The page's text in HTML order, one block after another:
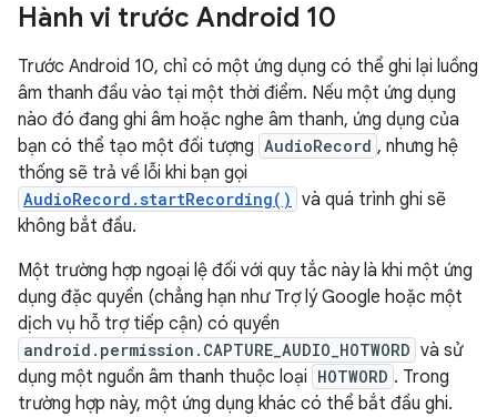
Hành vi trước Android 10
Trước Android 10, chỉ có một ứng dụng có thể ghi lại luồng
âm thanh đầu vào tại một thời điểm. Nếu một ứng dụng
nào đó đang ghi âm hoặc nghe âm thanh, ứng dụng của
bạn có thể tạo một đối tượng AudioRecord , nhưng hệ
thống sẽ trả về lỗi khi bạn gọi
AudioRecord.startRecording() và quá trình ghi sẽ
không bắt đầu.
Một trường hợp ngoại lệ đối với quy tắc này là khi một ứng
dụng đặc quyền (chẳng hạn như Trợ lý Google hoặc một
dịch vụ hỗ trợ tiếp cận) có quyền
android.permission.CAPTURE_AUDIO_HOTWORD và sử
dụng một nguồn âm thanh thuộc loại HOTWORD . Trong
trường hợp này, một ứng dụng khác có thể bắt đầu ghi.